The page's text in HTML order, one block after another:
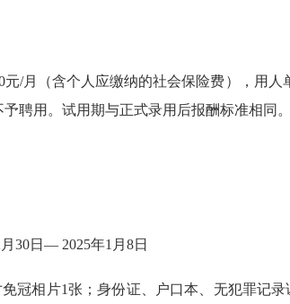
月（含个人应缴纳的社会保险费），用人
聘用。试用期与正式录用后报酬标准相同。
30日— 2025年1月8日
相片1张；身份证、户口本、无犯罪记录